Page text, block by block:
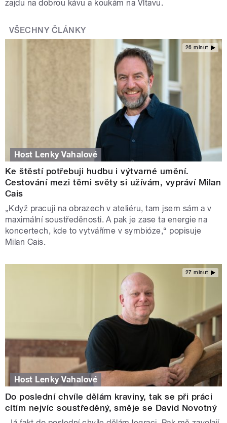
zajdu na dobrou kávu a koukám na Vltavu.
VŠECHNY ČLÁNKY
26 minut
Host Lenky Vahalové
Ke štěstí potřebuji hudbu i výtvarné umění.
Cestování mezi těmi světy si užívám, vypráví Milan
Cais
„Když pracuji na obrazech v ateliéru, tam jsem sám a v
maximální soustředěnosti. A pak je zase ta energie na
koncertech, kde to vytváříme v symbióze,“ popisuje
Milan Cais.
27 minut
Host Lenky Vahalové
Do poslední chvíle dělám kraviny, tak se při práci
cítím nejvíc soustředěný, směje se David Novotný